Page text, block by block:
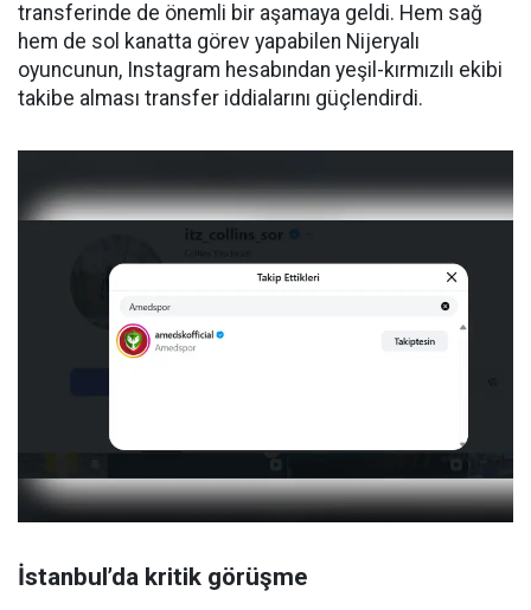
transferinde de önemli bir aşamaya geldi. Hem sağ
hem de sol kanatta görev yapabilen Nijeryalı
oyuncunun, Instagram hesabından yeşil-kırmızılı ekibi
takibe alması transfer iddialarını güçlendirdi.
İstanbul’da kritik görüşme